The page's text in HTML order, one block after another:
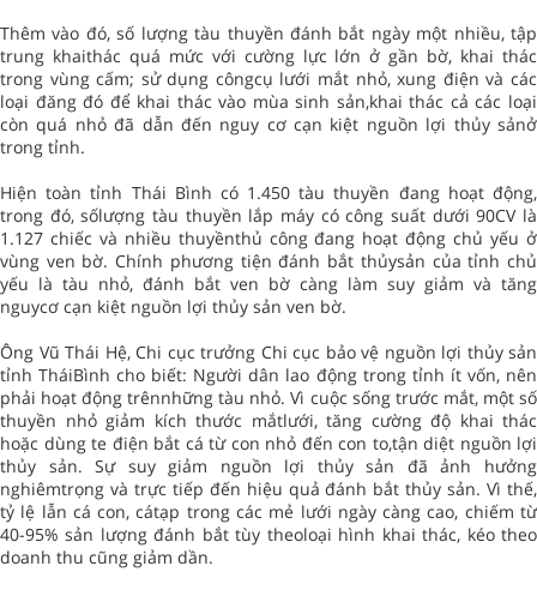
Thêm vào đó, số lượng tàu thuyền đánh bắt ngày một nhiều, tập
trung khaithác quá mức với cường lực lớn ở gần bờ, khai thác
trong vùng cấm; sử dụng côngcụ lưới mắt nhỏ, xung điện và các
loại đăng đó để khai thác vào mùa sinh sản,khai thác cả các loại
còn quá nhỏ đã dẫn đến nguy cơ cạn kiệt nguồn lợi thủy sảnở
trong tỉnh.
Hiện toàn tỉnh Thái Bình có 1.450 tàu thuyền đang hoạt động,
trong đó, sốlượng tàu thuyền lắp máy có công suất dưới 90CV là
1.127 chiếc và nhiều thuyềnthủ công đang hoạt động chủ yếu ở
vùng ven bờ. Chính phương tiện đánh bắt thủysản của tỉnh chủ
yếu là tàu nhỏ, đánh bắt ven bờ càng làm suy giảm và tăng
nguycơ cạn kiệt nguồn lợi thủy sản ven bờ.
Ông Vũ Thái Hệ, Chi cục trưởng Chi cục bảo vệ nguồn lợi thủy sản
tỉnh TháiBình cho biết: Người dân lao động trong tỉnh ít vốn, nên
phải hoạt động trênnhững tàu nhỏ. Vì cuộc sống trước mắt, một số
thuyền nhỏ giảm kích thước mắtlưới, tăng cường độ khai thác
hoặc dùng te điện bắt cá từ con nhỏ đến con to,tận diệt nguồn lợi
thủy sản. Sự suy giảm nguồn lợi thủy sản đã ảnh hưởng
nghiêmtrọng và trực tiếp đến hiệu quả đánh bắt thủy sản. Vì thế,
tỷ lệ lẫn cá con, cátạp trong các mẻ lưới ngày càng cao, chiếm từ
40-95% sản lượng đánh bắt tùy theoloại hình khai thác, kéo theo
doanh thu cũng giảm dần.